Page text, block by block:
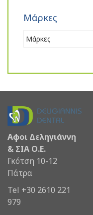
Μάρκες
Αφοι Δεληγιάννη
& ΣΙΑ Ο.Ε.
Γκότση 10-12
Πάτρα
Tel +30 2610 221
979